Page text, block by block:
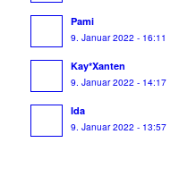
Pami
9. Januar 2022 - 16:11
Kay*Xanten
9. Januar 2022 - 14:17
Ida
9. Januar 2022 - 13:57